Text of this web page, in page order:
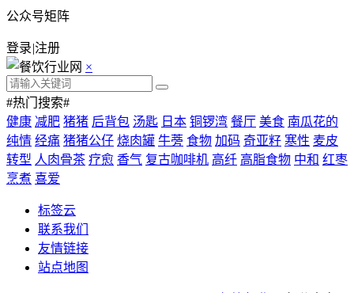
公众号矩阵
登录|注册
×
#热门搜索#
健康 减肥 猪猪 后背包 汤匙 日本 铜锣湾 餐厅 美食 南瓜花的
纯情 经痛 猪猪公仔 烧肉罐 牛蒡 食物 加码 奇亚籽 寒性 麦皮
转型 人肉骨茶 疗愈 香气 复古咖啡机 高纤 高脂食物 中和 红枣
烹煮 喜爱
标签云
联系我们
友情链接
站点地图